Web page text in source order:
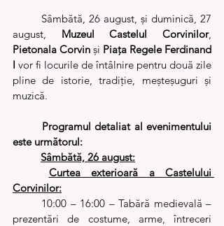
august, Muzeul Castelul Corvinilor
Pietonala Corvin şi Piaţa Regele Ferdinand
I vor fi locurile de întâlnire pentru două zile
pline de istorie, tradiţie, meşteşuguri şi
muzică.
Programul detaliat al evenimentului
este următorul:
Sâmbătă, 26 august:
Curtea exterioară a Castelului
Corvinilor:
prezentări de costume, arme, întreceri